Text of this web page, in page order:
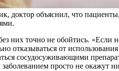
доктор объяснил, что
них точно не обойтись. «Если
отказываться от
сосудосуживающими
просто не окажут